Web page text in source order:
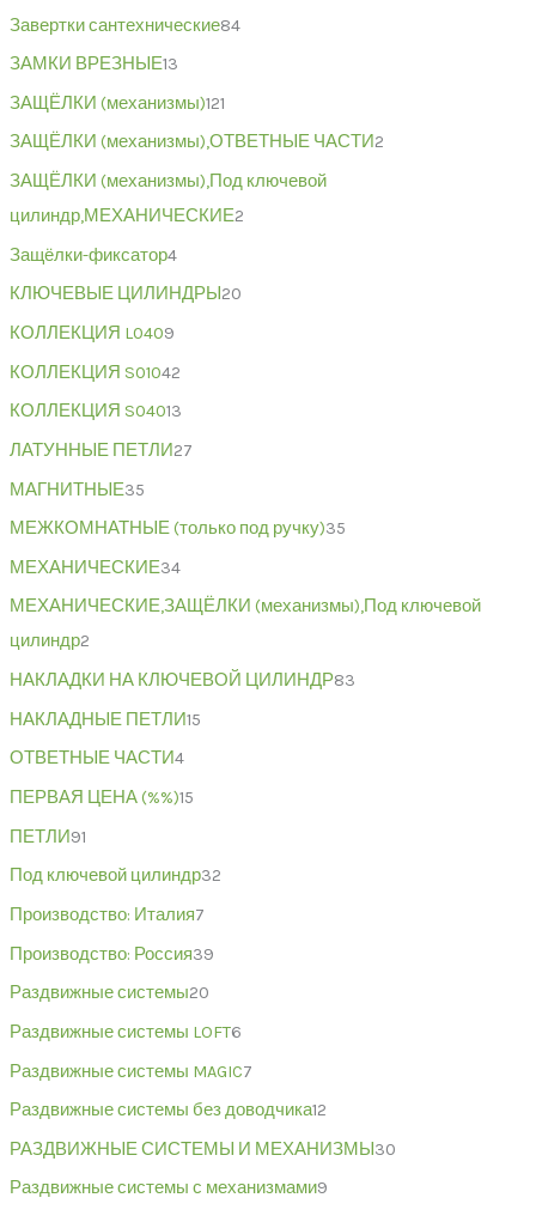
Завертки сантехнические84
ЗАМКИ ВРЕЗНЫЕ13
ЗАЩЁЛКИ (механизмы)121
ЗАЩЁЛКИ (механизмы),ОТВЕТНЫЕ ЧАСТИ2
ЗАЩЁЛКИ (механизмы),Под ключевой
цилиндр,МЕХАНИЧЕСКИЕ2
Защёлки-фиксатор4
КЛЮЧЕВЫЕ ЦИЛИНДРЫ 20
КОЛЛЕКЦИЯ L0409
КОЛЛЕКЦИЯ S01042
КОЛЛЕКЦИЯ S04013
ЛАТУННЫЕ ПЕТЛИ27
МАГНИТНЫЕ35
МЕЖКОМНАТНЫЕ (только под ручку)35
МЕХАНИЧЕСКИЕ34
МЕХАНИЧЕСКИЕ,ЗАЩЁЛКИ (механизмы),Под ключевой
цилиндр2
НАКЛАДКИ НА КЛЮЧЕВОЙ ЦИЛИНДР83
НАКЛАДНЫЕ ПЕТЛИ15
ОТВЕТНЫЕ ЧАСТИ4
ПЕРВАЯ ЦЕНА (%%)15
ПЕТЛИ91
Под ключевой цилиндр32
Производство: Италия7
Производство: Россия39
Раздвижные системы20
Раздвижные системы LOFT6
Раздвижные системы MAGIC7
Раздвижные системы без доводчика12
РАЗДВИЖНЫЕ СИСТЕМЫ И МЕХАНИЗМЫ 30
Раздвижные системы с механизмами9